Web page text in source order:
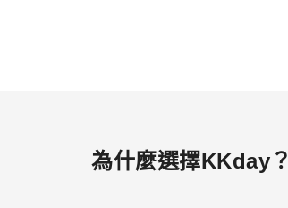
為什麼選擇KKday？